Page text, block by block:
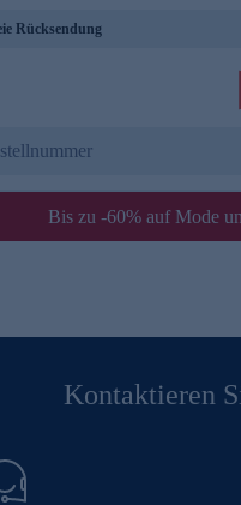
Rücksendung
Bis zu -60% auf Mode
Kontaktieren